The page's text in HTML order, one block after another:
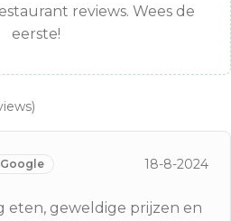
reviews. Wees de
eerste!
)
Google 18-8-2024
eten, geweldige prijzen en